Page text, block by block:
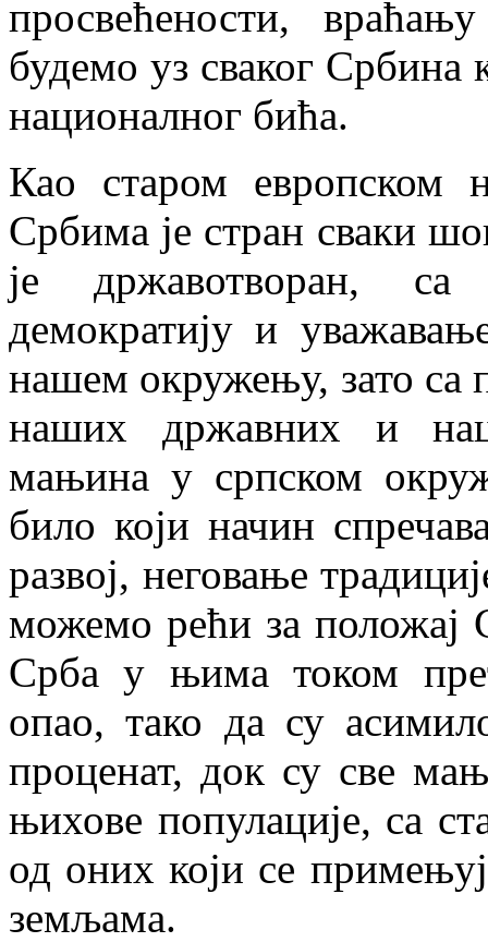
просвећености,
будемо уз сваког Србина
националног бића.
Као старом европском
Србима је стран сваки
је државотворан,
демократију и
нашем окружењу, зато са
наших државних и
мањина у српском
било који начин
развој, неговање
можемо рећи за положај
Срба у њима током
опао, тако да су
проценат, док су све
њихове популације, са
од оних који се
земљама.